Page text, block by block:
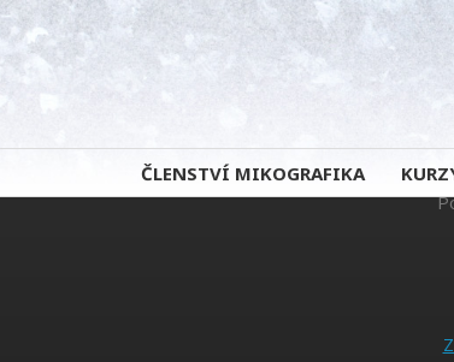
ČLENSTVÍ MIKOGRAFIKA
Chcete si pořídit oficiální verzi Photoshopu
Můžete ho mít jen za
ve výhodném